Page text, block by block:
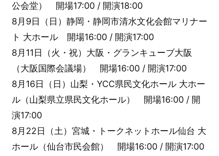
公会堂） 開場17:00 / 開演18:00
8月9日（日）静岡・静岡市清水文化会館マリナー
ト 大ホール 開場16:00 / 開演17:00
8月11日（火・祝）大阪・グランキューブ大阪
（大阪国際会議場） 開場16:00 / 開演17:00
8月16日（日）山梨・YCC県民文化ホール 大ホー
ル（山梨県立県民文化ホール） 開場16:00 / 開
演17:00
8月22日（土）宮城・トークネットホール仙台 大
ホール（仙台市民会館） 開場16:00 / 開演17:00